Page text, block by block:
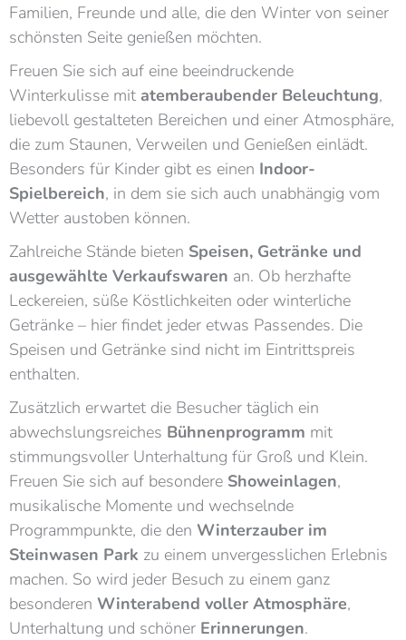
Familien, Freunde und alle, die den Winter von seiner
schönsten Seite genießen möchten.
Freuen Sie sich auf eine beeindruckende
Winterkulisse mit atemberaubender Beleuchtung,
liebevoll gestalteten Bereichen und einer Atmosphäre,
die zum Staunen, Verweilen und Genießen einlädt.
Besonders für Kinder gibt es einen Indoor-
Spielbereich, in dem sie sich auch unabhängig vom
Wetter austoben können.
Zahlreiche Stände bieten Speisen, Getränke und
ausgewählte Verkaufswaren an. Ob herzhafte
Leckereien, süße Köstlichkeiten oder winterliche
Getränke – hier findet jeder etwas Passendes. Die
Speisen und Getränke sind nicht im Eintrittspreis
enthalten.
Zusätzlich erwartet die Besucher täglich ein
abwechslungsreiches Bühnenprogramm mit
stimmungsvoller Unterhaltung für Groß und Klein.
Freuen Sie sich auf besondere Showeinlagen,
musikalische Momente und wechselnde
Programmpunkte, die den Winterzauber im
Steinwasen Park zu einem unvergesslichen Erlebnis
machen. So wird jeder Besuch zu einem ganz
besonderen Winterabend voller Atmosphäre,
Unterhaltung und schöner Erinnerungen.